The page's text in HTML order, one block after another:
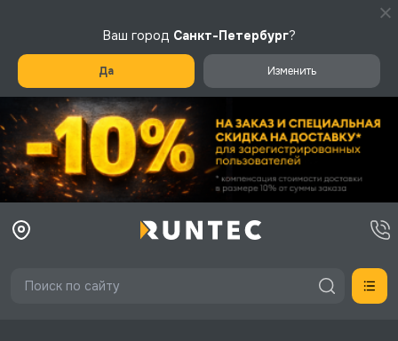
Ваш город Санкт-Петербург?
Да Изменить